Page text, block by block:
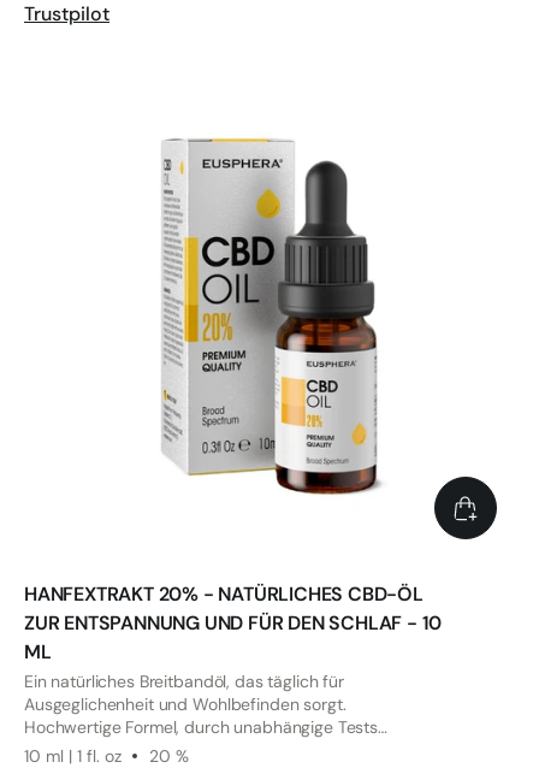
Trustpilot
HANFEXTRAKT 20% - NATÜRLICHES CBD-ÖL
ZUR ENTSPANNUNG UND FÜR DEN SCHLAF - 10
ML
Ein natürliches Breitbandöl, das täglich für
Ausgeglichenheit und Wohlbefinden sorgt.
Hochwertige Formel, durch unabhängige Tests
bestätigt.
10 ml | 1 fl. oz 20 %